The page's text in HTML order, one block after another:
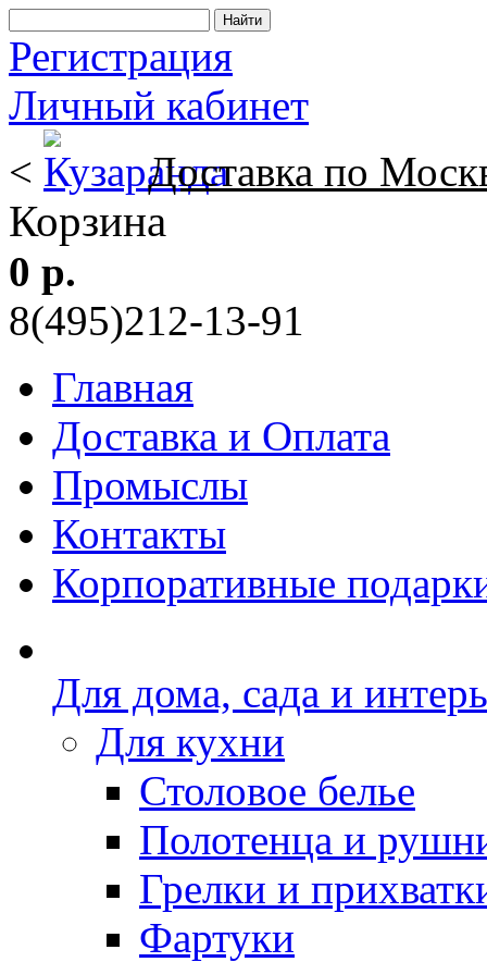
Регистрация
Личный кабинет
<
Доставка по
Корзина
0 р.
8(495)212-13-91
Главная
Доставка и Оплата
Промыслы
Контакты
Корпоративные
Для дома, сада и
Для кухни
Столовое белье
Полотенца и
Грелки и
Фартуки